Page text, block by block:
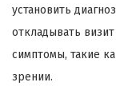
установить
откладывать
симптомы, такие
зрении.